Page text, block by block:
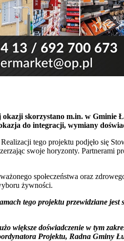
skorzystano m.in. w Gminie
do integracji, wymiany
tego projektu podjęło się
swoje horyzonty. Partnerami
społeczeństwa oraz
żywności.
tego projektu przewidziane
większe doświadczenie w tym
Projektu, Radna Gminy